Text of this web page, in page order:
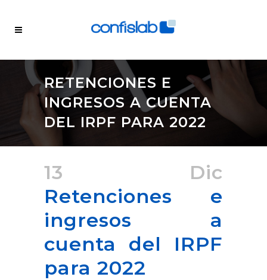
RETENCIONES E
INGRESOS A CUENTA
DEL IRPF PARA 2022
13 Dic
Retenciones e
ingresos a
cuenta del IRPF
para 2022